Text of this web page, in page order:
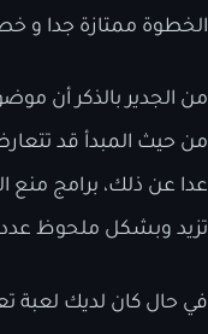
الخطوة ممتازة جدا و
من الجدير بالذكر أن
من حيث المبدأ قد
عدا عن ذلك، برامج منع
تزيد وبشكل ملحوظ عدد
في حال كان لديك لعبة